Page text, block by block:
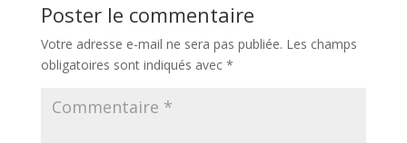
Poster le commentaire
Votre adresse e-mail ne sera pas publiée. Les champs
obligatoires sont indiqués avec *